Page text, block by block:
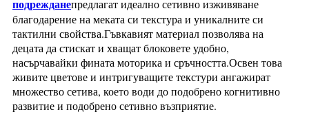
подрежданепредлагат идеално сетивно изживяване
благодарение на меката си текстура и уникалните си
тактилни свойства.Гъвкавият материал позволява на
децата да стискат и хващат блоковете удобно,
насърчавайки фината моторика и сръчността.Освен това
живите цветове и интригуващите текстури ангажират
множество сетива, което води до подобрено когнитивно
развитие и подобрено сетивно възприятие.